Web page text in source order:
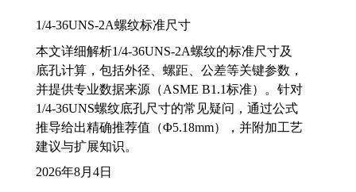
1/4-36UNS-2A螺纹标准尺寸
本文详细解析1/4-36UNS-2A螺纹的标准尺寸及
底孔计算，包括外径、螺距、公差等关键参数，
并提供专业数据来源（ASME B1.1标准）。针对
1/4-36UNS螺纹底孔尺寸的常见疑问，通过公式
推导给出精确推荐值（Φ5.18mm），并附加工艺
建议与扩展知识。
2026年8月4日